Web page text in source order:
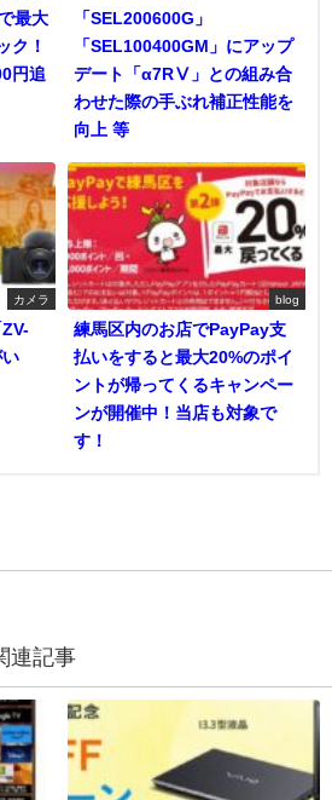
最大
ク！
円追
「SEL200600G」
「SEL100400GM」にアップ
デート「α7RⅤ」との組み合
わせた際の手ぶれ補正性能を
向上 等
カメラ blog
練馬区内のお店でPayPay支
払いをすると最大20%のポイ
ントが帰ってくるキャンペー
ンが開催中！当店も対象で
す！
連記事